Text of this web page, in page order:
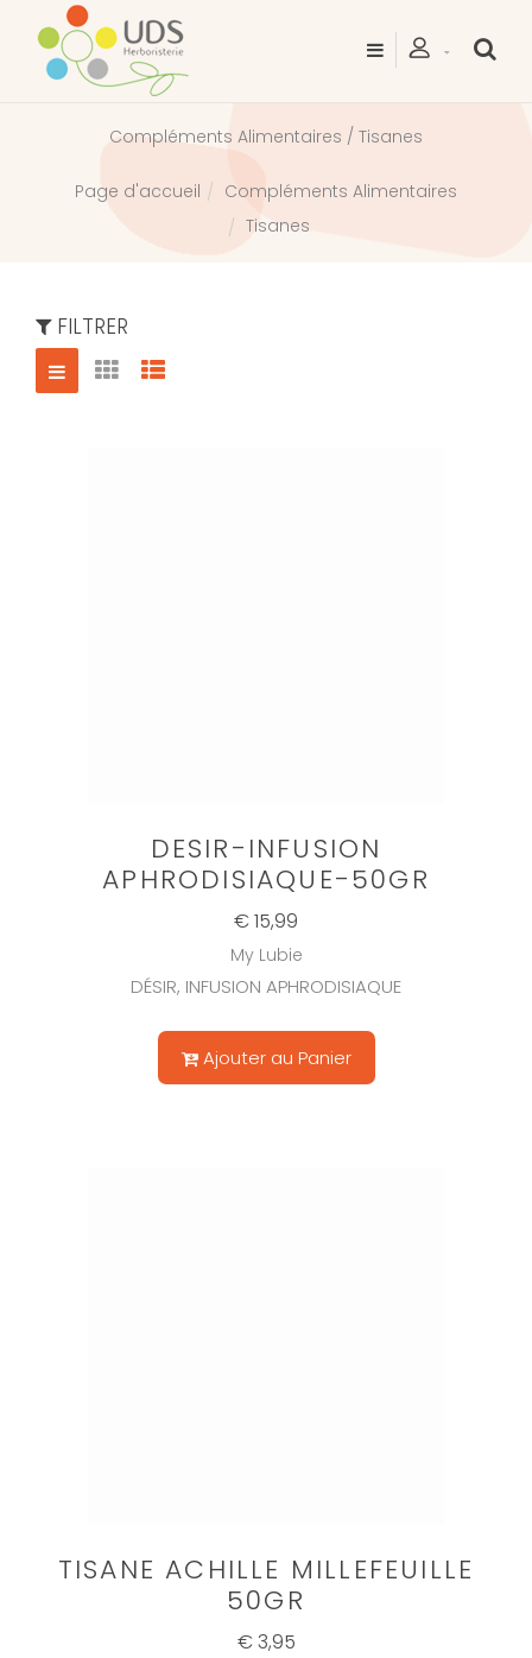
Compléments Alimentaires / Tisanes
Page d'accueil
Compléments Alimentaires
Tisanes
FILTRER
DESIR-INFUSION
APHRODISIAQUE-50GR
€ 15,99
My Lubie
DÉSIR, INFUSION APHRODISIAQUE
Ajouter au Panier
TISANE ACHILLE MILLEFEUILLE
50GR
€ 3,95